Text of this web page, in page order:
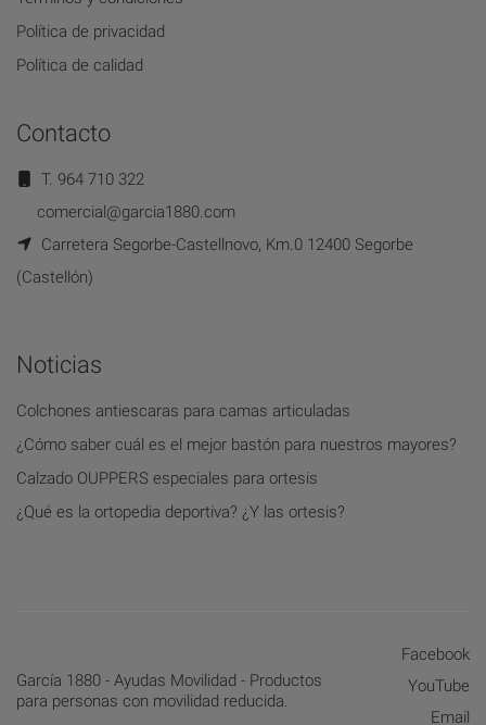
Política de privacidad
Política de calidad
Contacto
T. 964 710 322
comercial@garcia1880.com
Carretera Segorbe-Castellnovo, Km.0 12400 Segorbe
(Castellón)
Noticias
Colchones antiescaras para camas articuladas
¿Cómo saber cuál es el mejor bastón para nuestros mayores?
Calzado OUPPERS especiales para ortesis
¿Qué es la ortopedia deportiva? ¿Y las ortesis?
Facebook
YouTube
Email
García 1880 - Ayudas Movilidad - Productos
para personas con movilidad reducida.